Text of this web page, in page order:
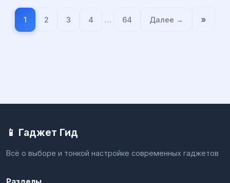
1 2 3 4 … 64 Далее → »
📱 Гаджет Гид
Всё о выборе и тонкой настройке современных гаджетов